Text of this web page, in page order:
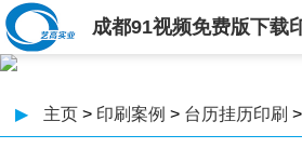
成都91视频免费版下载
▶ 主页 > 印刷案例 > 台历挂历印刷 >